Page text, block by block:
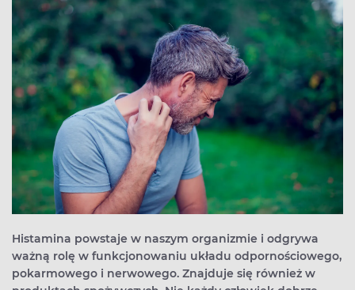
Histamina powstaje w naszym organizmie i odgrywa
ważną rolę w funkcjonowaniu układu odpornościowego,
pokarmowego i nerwowego. Znajduje się również w